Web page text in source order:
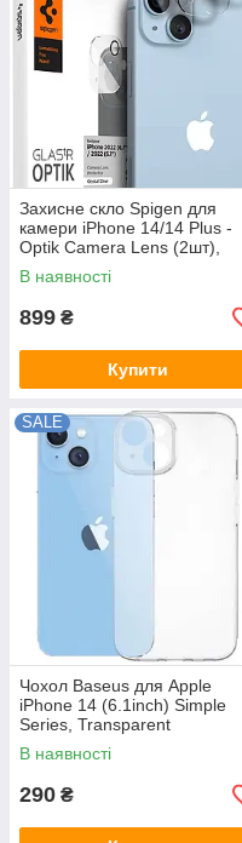
Захисне скло Spigen для
камери iPhone 14/14 Plus -
Optik Camera Lens (2шт),
Crystal Clear (AGL05229)
В наявності
899 ₴
Купити
SALE
Чохол Baseus для Apple
iPhone 14 (6.1inch) Simple
Series, Transparent
(ARAJ000602)
В наявності
290 ₴